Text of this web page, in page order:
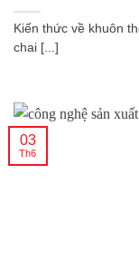
Kiến thức về khuôn
chai [...]
03
Th6